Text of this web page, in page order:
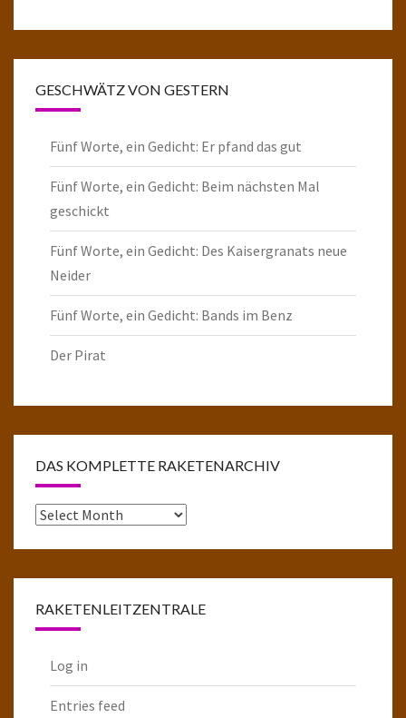
GESCHWÄTZ VON GESTERN
Fünf Worte, ein Gedicht: Er pfand das gut
Fünf Worte, ein Gedicht: Beim nächsten Mal
geschickt
Fünf Worte, ein Gedicht: Des Kaisergranats neue
Neider
Fünf Worte, ein Gedicht: Bands im Benz
Der Pirat
DAS KOMPLETTE RAKETENARCHIV
Das
RAKETENLEITZENTRALE
Log in
Entries feed